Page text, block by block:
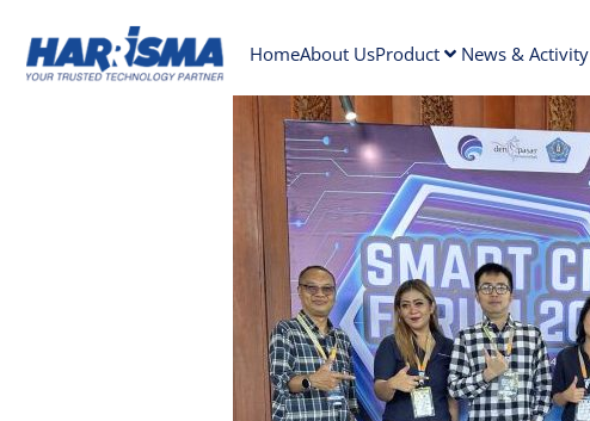
HomeAbout UsProduct News & Activity